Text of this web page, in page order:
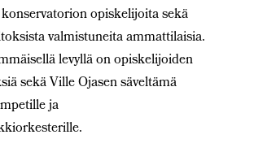
opiskelijoita sekä
valmistuneita ammattilaisia.
levyllä on opiskelijoiden
sekä Ville Ojasen säveltämä
ja